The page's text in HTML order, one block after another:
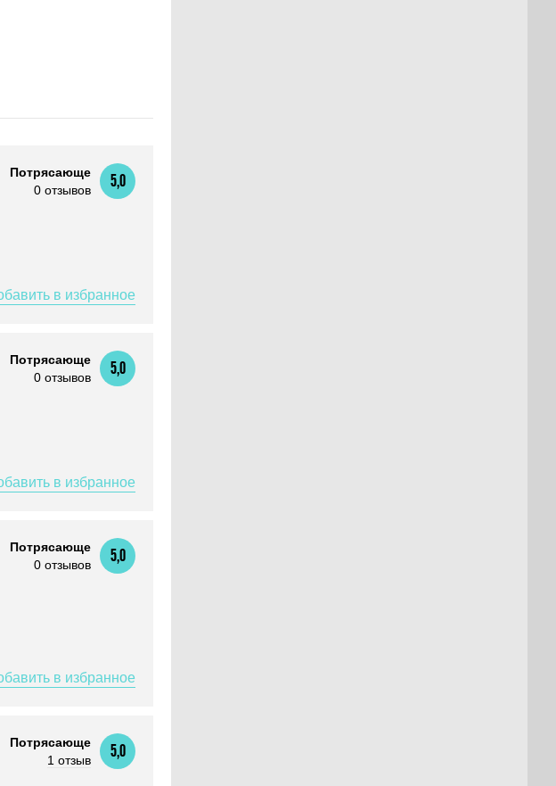
Потрясающе
0 отзывов
5,0
Потрясающе
0 отзывов
5,0
Потрясающе
0 отзывов
5,0
Потрясающе
1 отзыв
5,0